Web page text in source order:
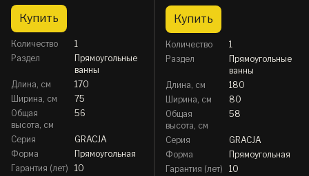
Купить
Количество
1
Раздел
Прямоугольные
ванны
Длина, см
170
Ширина, см
75
Общая
высота, см
56
Серия
GRACJA
Форма
Прямоугольная
Гарантия (лет)
10
Купить
Количество
1
Раздел
Прямоугольные
ванны
Длина, см
180
Ширина, см
80
Общая
высота, см
58
Серия
GRACJA
Форма
Прямоугольная
Гарантия (лет)
10